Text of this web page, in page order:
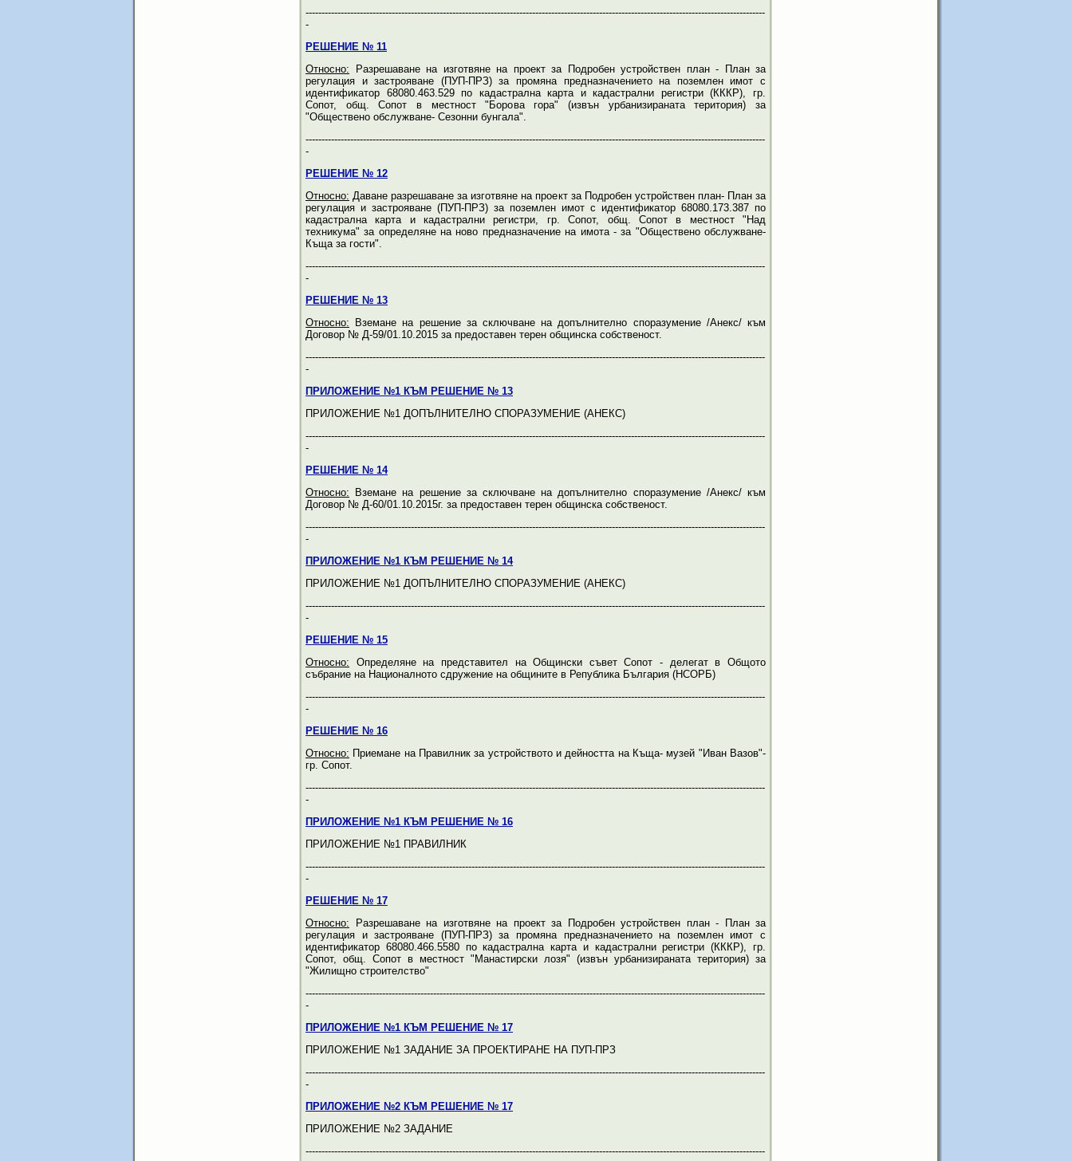
------------------------------------------------------------------------------------------------------------------------------------------------
-
РЕШЕНИЕ № 11
Относно: Разрешаване на изготвяне на проект за Подробен устройствен план - План за
регулация и застрояване (ПУП-ПРЗ) за промяна предназначението на поземлен имот с
идентификатор 68080.463.529 по кадастрална карта и кадастрални регистри (КККР), гр.
Сопот, общ. Сопот в местност "Борова гора" (извън урбанизираната територия) за
"Обществено обслужване- Сезонни бунгала".
------------------------------------------------------------------------------------------------------------------------------------------------
-
РЕШЕНИЕ № 12
Относно: Даване разрешаване за изготвяне на проект за Подробен устройствен план- План за
регулация и застрояване (ПУП-ПРЗ) за поземлен имот с идентификатор 68080.173.387 по
кадастрална карта и кадастрални регистри, гр. Сопот, общ. Сопот в местност "Над
техникума" за определяне на ново предназначение на имота - за "Обществено обслужване-
Къща за гости".
------------------------------------------------------------------------------------------------------------------------------------------------
-
РЕШЕНИЕ № 13
Относно: Вземане на решение за сключване на допълнително споразумение /Анекс/ към
Договор № Д-59/01.10.2015 за предоставен терен общинска собственост.
------------------------------------------------------------------------------------------------------------------------------------------------
-
ПРИЛОЖЕНИЕ №1 КЪМ РЕШЕНИЕ № 13
ПРИЛОЖЕНИЕ №1 ДОПЪЛНИТЕЛНО СПОРАЗУМЕНИЕ (АНЕКС)
------------------------------------------------------------------------------------------------------------------------------------------------
-
РЕШЕНИЕ № 14
Относно: Вземане на решение за сключване на допълнително споразумение /Анекс/ към
Договор № Д-60/01.10.2015г. за предоставен терен общинска собственост.
------------------------------------------------------------------------------------------------------------------------------------------------
-
ПРИЛОЖЕНИЕ №1 КЪМ РЕШЕНИЕ № 14
ПРИЛОЖЕНИЕ №1 ДОПЪЛНИТЕЛНО СПОРАЗУМЕНИЕ (АНЕКС)
------------------------------------------------------------------------------------------------------------------------------------------------
-
РЕШЕНИЕ № 15
Относно: Определяне на представител на Общински съвет Сопот - делегат в Общото
събрание на Националното сдружение на общините в Република България (НСОРБ)
------------------------------------------------------------------------------------------------------------------------------------------------
-
РЕШЕНИЕ № 16
Относно: Приемане на Правилник за устройството и дейността на Къща- музей "Иван Вазов"-
гр. Сопот.
------------------------------------------------------------------------------------------------------------------------------------------------
-
ПРИЛОЖЕНИЕ №1 КЪМ РЕШЕНИЕ № 16
ПРИЛОЖЕНИЕ №1 ПРАВИЛНИК
------------------------------------------------------------------------------------------------------------------------------------------------
-
РЕШЕНИЕ № 17
Относно: Разрешаване на изготвяне на проект за Подробен устройствен план - План за
регулация и застрояване (ПУП-ПРЗ) за промяна предназначението на поземлен имот с
идентификатор 68080.466.5580 по кадастрална карта и кадастрални регистри (КККР), гр.
Сопот, общ. Сопот в местност "Манастирски лозя" (извън урбанизираната територия) за
"Жилищно строителство"
------------------------------------------------------------------------------------------------------------------------------------------------
-
ПРИЛОЖЕНИЕ №1 КЪМ РЕШЕНИЕ № 17
ПРИЛОЖЕНИЕ №1 ЗАДАНИЕ ЗА ПРОЕКТИРАНЕ НА ПУП-ПРЗ
------------------------------------------------------------------------------------------------------------------------------------------------
-
ПРИЛОЖЕНИЕ №2 КЪМ РЕШЕНИЕ № 17
ПРИЛОЖЕНИЕ №2 ЗАДАНИЕ
------------------------------------------------------------------------------------------------------------------------------------------------